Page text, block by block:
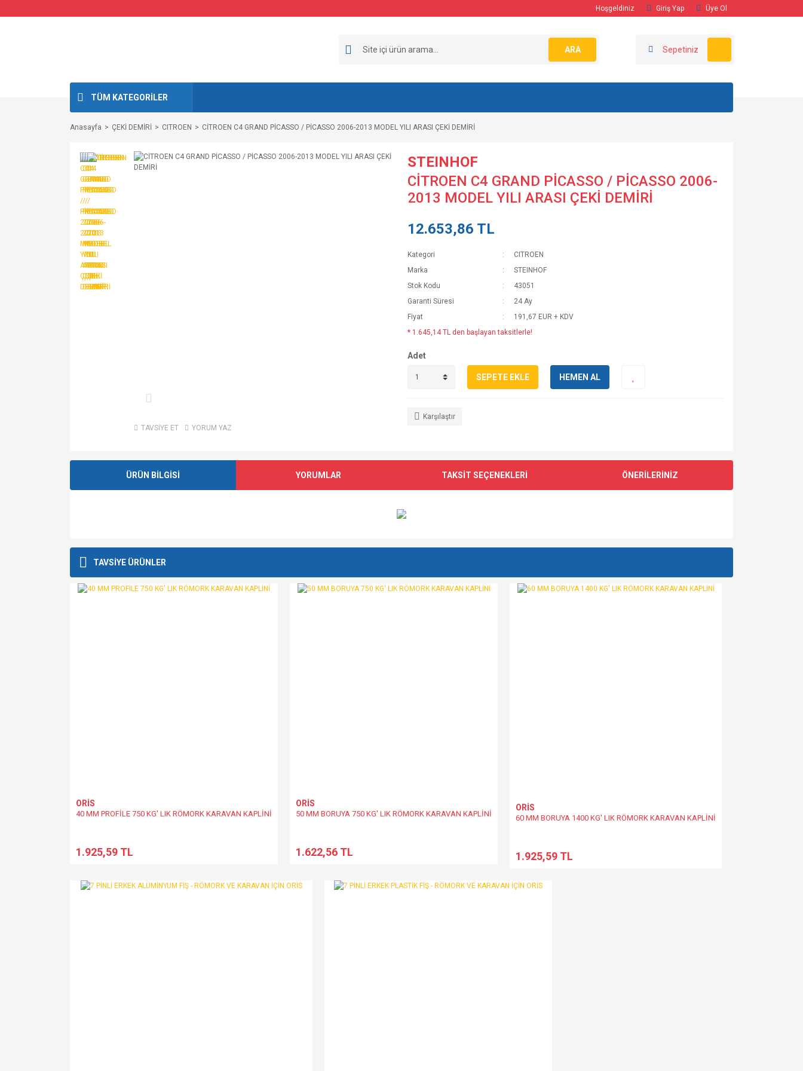
Hoşgeldiniz Giriş Yap Üye Ol
ARA Sepetiniz
TÜM KATEGORİLER
Anasayfa ÇEKİ DEMİRİ CITROEN CİTROEN C4 GRAND PİCASSO / PİCASSO 2006-2013 MODEL YILI ARASI ÇEKİ DEMİRİ
TAVSİYE ET YORUM YAZ
STEINHOF
CİTROEN C4 GRAND PİCASSO / PİCASSO 2006-
2013 MODEL YILI ARASI ÇEKİ DEMİRİ
12.653,86 TL
Kategori
CITROEN
Marka
STEINHOF
Stok Kodu
43051
Garanti Süresi
24 Ay
Fiyat
191,67 EUR + KDV
* 1.645,14 TL den başlayan taksitlerle!
Adet
SEPETE EKLE HEMEN AL
Karşılaştır
ÜRÜN BİLGİSİ YORUMLAR TAKSİT SEÇENEKLERİ ÖNERİLERİNİZ
Ürün resmi kalitesiz, bozuk veya görüntülenemiyor.
TAVSİYE ÜRÜNLER
ORİS
40 MM PROFİLE 750 KG' LIK RÖMORK KARAVAN KAPLİNİ
1.925,59 TL
ORİS
50 MM BORUYA 750 KG' LIK RÖMORK KARAVAN KAPLİNİ
1.622,56 TL
ORİS
60 MM BORUYA 1400 KG' LIK RÖMORK KARAVAN KAPLİNİ
1.925,59 TL